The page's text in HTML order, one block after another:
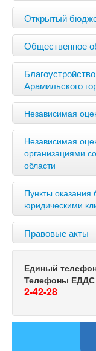
Открытый
Общественное
Арамильского
Независимая
Независимая
организациями
области
Пункты
юридическими
Правовые акты
Единый
Телефоны
2-42-28